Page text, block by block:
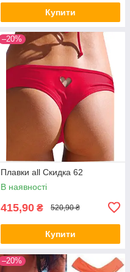
Купити
–20%
Плавки all Скидка 62
В наявності
415,90 ₴ 520,90 ₴
Купити
–20%